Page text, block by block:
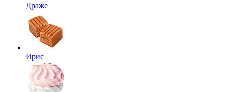
Драже
Ирис